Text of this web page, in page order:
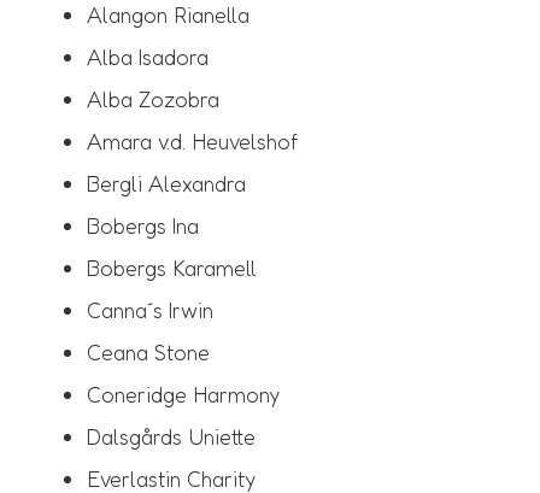
Alangon Rianella
Alba Isadora
Alba Zozobra
Amara v.d. Heuvelshof
Bergli Alexandra
Bobergs Ina
Bobergs Karamell
Canna´s Irwin
Ceana Stone
Coneridge Harmony
Dalsgårds Uniette
Everlastin Charity